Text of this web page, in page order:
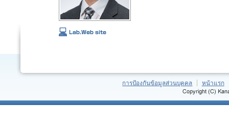
การป้องกันข้อมูลส่วนบุคคล หน้าแรก